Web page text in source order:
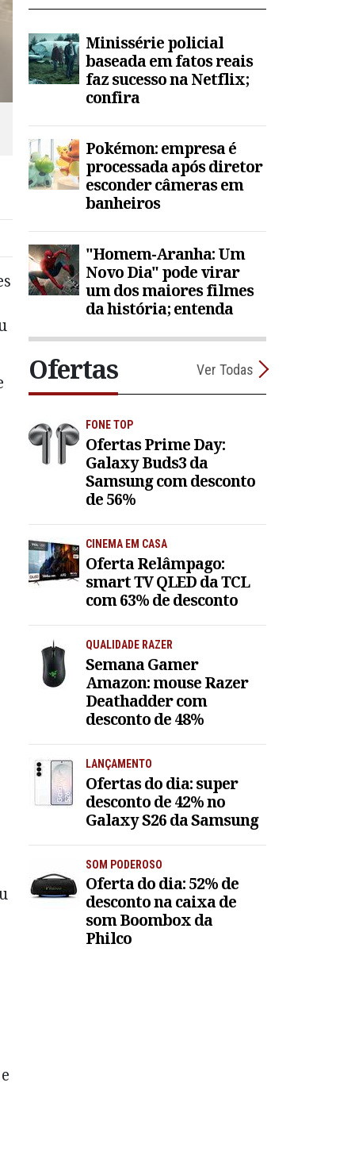
Minissérie policial
baseada em fatos reais
faz sucesso na Netflix;
confira
Pokémon: empresa é
processada após diretor
esconder câmeras em
banheiros
"Homem-Aranha: Um
Novo Dia" pode virar
um dos maiores filmes
da história; entenda
Ofertas Ver Todas
FONE TOP
Ofertas Prime Day:
Galaxy Buds3 da
Samsung com desconto
de 56%
CINEMA EM CASA
Oferta Relâmpago:
smart TV QLED da TCL
com 63% de desconto
QUALIDADE RAZER
Semana Gamer
Amazon: mouse Razer
Deathadder com
desconto de 48%
LANÇAMENTO
Ofertas do dia: super
desconto de 42% no
Galaxy S26 da Samsung
SOM PODEROSO
Oferta do dia: 52% de
desconto na caixa de
som Boombox da
Philco